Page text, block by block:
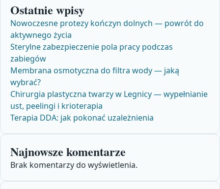
Ostatnie wpisy
Nowoczesne protezy kończyn dolnych — powrót do
aktywnego życia
Sterylne zabezpieczenie pola pracy podczas
zabiegów
Membrana osmotyczna do filtra wody — jaką
wybrać?
Chirurgia plastyczna twarzy w Legnicy — wypełnianie
ust, peelingi i krioterapia
Terapia DDA: jak pokonać uzależnienia
Najnowsze komentarze
Brak komentarzy do wyświetlenia.